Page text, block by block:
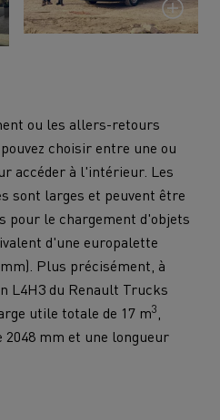
ou les allers-retours
choisir entre une ou
accéder à l'intérieur. Les
sont larges et peuvent être
pour le chargement d'objets
d'une europalette
Plus précisément, à
L4H3 du Renault Trucks
utile totale de 17 m3 ,
mm et une longueur